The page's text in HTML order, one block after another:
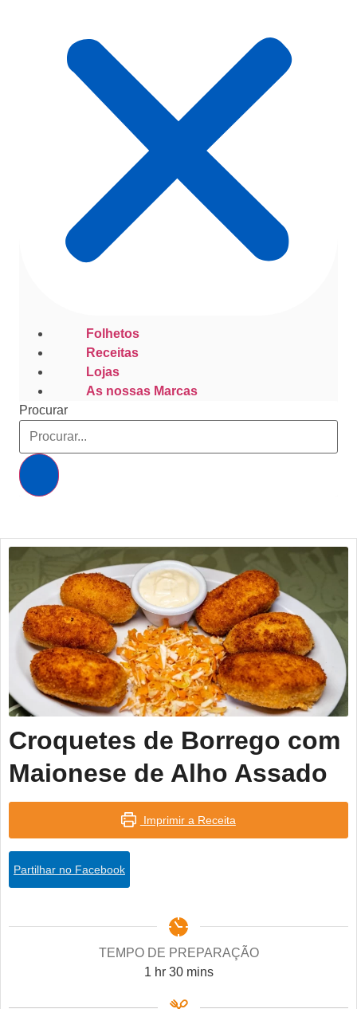
Folhetos
Receitas
Lojas
As nossas Marcas
Procurar
Croquetes de Borrego com
Maionese de Alho Assado
Imprimir a Receita
Partilhar no Facebook
TEMPO DE PREPARAÇÃO
1 hour
hr 30minutes
mins